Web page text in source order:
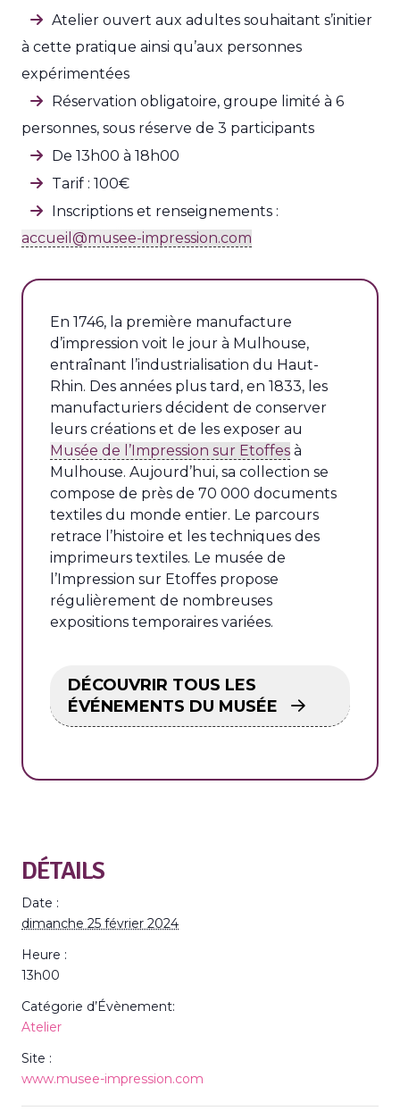
Atelier ouvert aux adultes souhaitant s’initier
à cette pratique ainsi qu’aux personnes
expérimentées
Réservation obligatoire, groupe limité à 6
personnes, sous réserve de 3 participants
De 13h00 à 18h00
Tarif : 100€
Inscriptions et renseignements :
accueil@musee-impression.com
En 1746, la première manufacture
d’impression voit le jour à Mulhouse,
entraînant l’industrialisation du Haut-
Rhin. Des années plus tard, en 1833, les
manufacturiers décident de conserver
leurs créations et de les exposer au
Musée de l’Impression sur Etoffes à
Mulhouse. Aujourd’hui, sa collection se
compose de près de 70 000 documents
textiles du monde entier. Le parcours
retrace l’histoire et les techniques des
imprimeurs textiles. Le musée de
l’Impression sur Etoffes propose
régulièrement de nombreuses
expositions temporaires variées.
DÉCOUVRIR TOUS LES
ÉVÉNEMENTS DU MUSÉE
DÉTAILS
Date :
dimanche 25 février 2024
Heure :
13h00
Catégorie d’Évènement:
Atelier
Site :
www.musee-impression.com